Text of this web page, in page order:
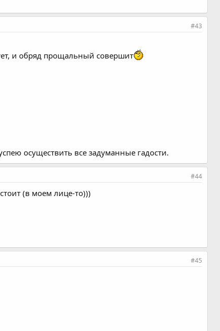
#43
и обряд прощальный совершит
осуществить все задуманные гадости.
#44
(в моем лице-то)))
#45